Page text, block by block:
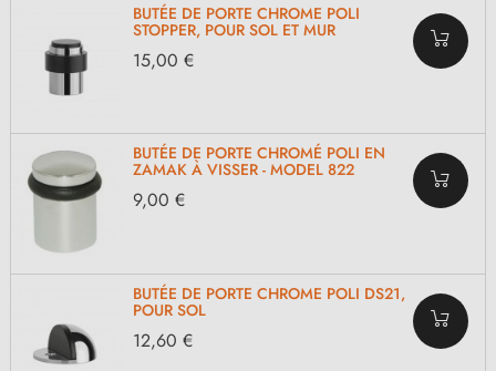
BUTÉE DE PORTE CHROME POLI
STOPPER, POUR SOL ET MUR
15,00 €
BUTÉE DE PORTE CHROMÉ POLI EN
ZAMAK À VISSER - MODEL 822
9,00 €
BUTÉE DE PORTE CHROME POLI DS21,
POUR SOL
12,60 €